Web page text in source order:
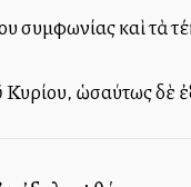
συμφωνίας καὶ τὰ
ὡσαύτως δὲ